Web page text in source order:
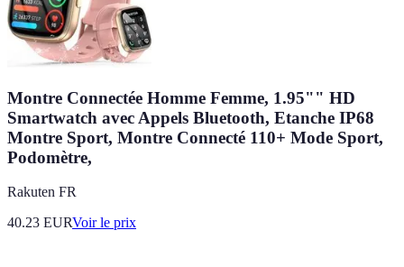
Montre Connectée Homme Femme, 1.95"" HD
Smartwatch avec Appels Bluetooth, Etanche IP68
Montre Sport, Montre Connecté 110+ Mode Sport,
Podomètre,
Rakuten FR
40.23 EURVoir le prix